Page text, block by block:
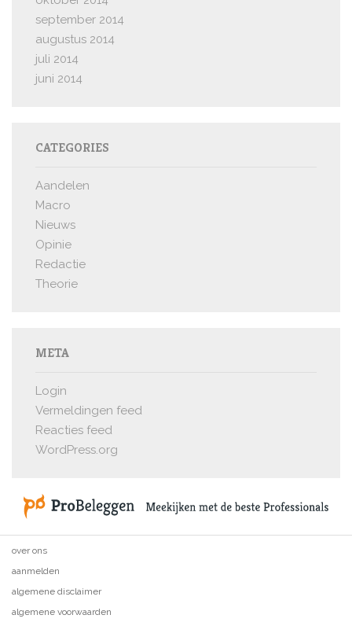
september 2014
augustus 2014
juli 2014
juni 2014
CATEGORIES
Aandelen
Macro
Nieuws
Opinie
Redactie
Theorie
META
Login
Vermeldingen feed
Reacties feed
WordPress.org
over ons
aanmelden
algemene disclaimer
algemene voorwaarden